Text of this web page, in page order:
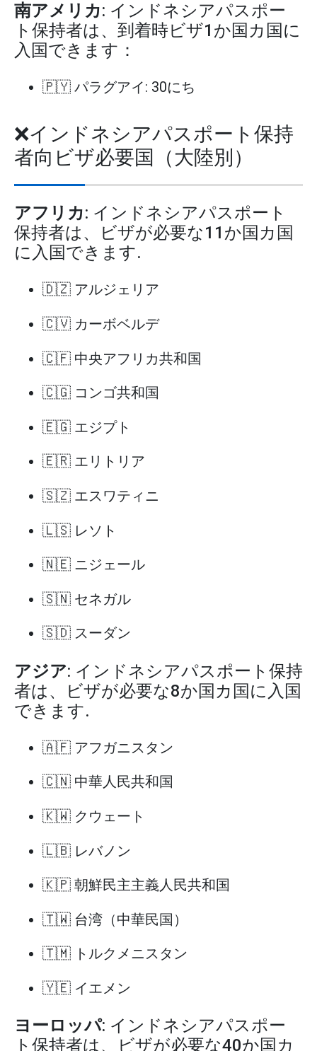
南アメリカ: インドネシアパスポー
ト保持者は、到着時ビザ1か国カ国に
入国できます：
🇵🇾 パラグアイ: 30にち
❌インドネシアパスポート保持
者向ビザ必要国（大陸別）
アフリカ: インドネシアパスポート
保持者は、ビザが必要な11か国カ国
に入国できます.
🇩🇿 アルジェリア
🇨🇻 カーボベルデ
🇨🇫 中央アフリカ共和国
🇨🇬 コンゴ共和国
🇪🇬 エジプト
🇪🇷 エリトリア
🇸🇿 エスワティニ
🇱🇸 レソト
🇳🇪 ニジェール
🇸🇳 セネガル
🇸🇩 スーダン
アジア: インドネシアパスポート保持
者は、ビザが必要な8か国カ国に入国
できます.
🇦🇫 アフガニスタン
🇨🇳 中華人民共和国
🇰🇼 クウェート
🇱🇧 レバノン
🇰🇵 朝鮮民主主義人民共和国
🇹🇼 台湾（中華民国）
🇹🇲 トルクメニスタン
🇾🇪 イエメン
ヨーロッパ: インドネシアパスポー
ト保持者は、ビザが必要な40か国カ